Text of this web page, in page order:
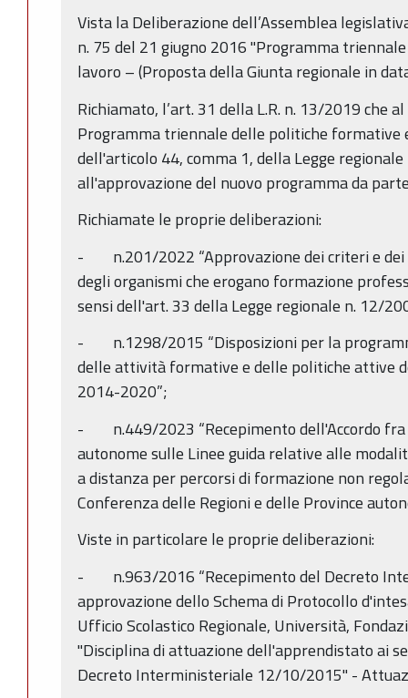
Vista la Deliberazione dell’Assemblea
n. 75 del 21 giugno 2016 "Programma
lavoro – (Proposta della Giunta regionale in
Richiamato, l’art. 31 della L.R. n. 13/2019 che
Programma triennale delle politiche formative
dell'articolo 44, comma 1, della Legge
all'approvazione del nuovo programma da
Richiamate le proprie deliberazioni:
- n.201/2022 “Approvazione dei criteri e dei
degli organismi che erogano formazione
sensi dell'art. 33 della Legge regionale n. 12/
- n.1298/2015 “Disposizioni per la
delle attività formative e delle politiche attive
2014-2020”;
- n.449/2023 “Recepimento dell'Accordo fra
autonome sulle Linee guida relative alle
a distanza per percorsi di formazione non
Conferenza delle Regioni e delle Province
Viste in particolare le proprie deliberazioni:
- n.963/2016 “Recepimento del Decreto
approvazione dello Schema di Protocollo
Ufficio Scolastico Regionale, Università,
"Disciplina di attuazione dell'apprendistato ai
Decreto Interministeriale 12/10/2015" -